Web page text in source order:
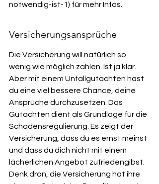
notwendig-ist-1) für mehr Infos.
Versicherungsansprüche
Die Versicherung will natürlich so
wenig wie möglich zahlen. Ist ja klar.
Aber mit einem Unfallgutachten hast
du eine viel bessere Chance, deine
Ansprüche durchzusetzen. Das
Gutachten dient als Grundlage für die
Schadensregulierung. Es zeigt der
Versicherung, dass du es ernst meinst
und dass du dich nicht mit einem
lächerlichen Angebot zufriedengibst.
Denk dran, die Versicherung hat ihre